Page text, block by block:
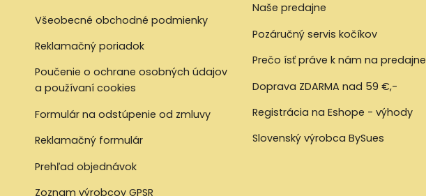
Všeobecné obchodné podmienky
Reklamačný poriadok
Poučenie o ochrane osobných údajov
a používaní cookies
Formulár na odstúpenie od zmluvy
Reklamačný formulár
Prehľad objednávok
Zoznam výrobcov GPSR
Naše predajne
Pozáručný servis kočíkov
Prečo ísť práve k nám na predajne
Doprava ZDARMA nad 59 €,-
Registrácia na Eshope - výhody
Slovenský výrobca BySues